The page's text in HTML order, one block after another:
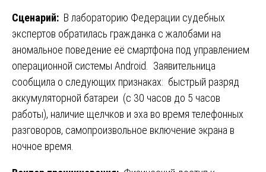
Сценарий: В лабораторию Федерации судебных
экспертов обратилась гражданка с жалобами на
аномальное поведение её смартфона под управлением
операционной системы Android. Заявительница
сообщила о следующих признаках: быстрый разряд
аккумуляторной батареи (с 30 часов до 5 часов
работы), наличие щелчков и эха во время телефонных
разговоров, самопроизвольное включение экрана в
ночное время.